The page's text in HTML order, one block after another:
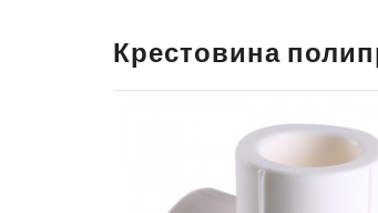
Крестовина